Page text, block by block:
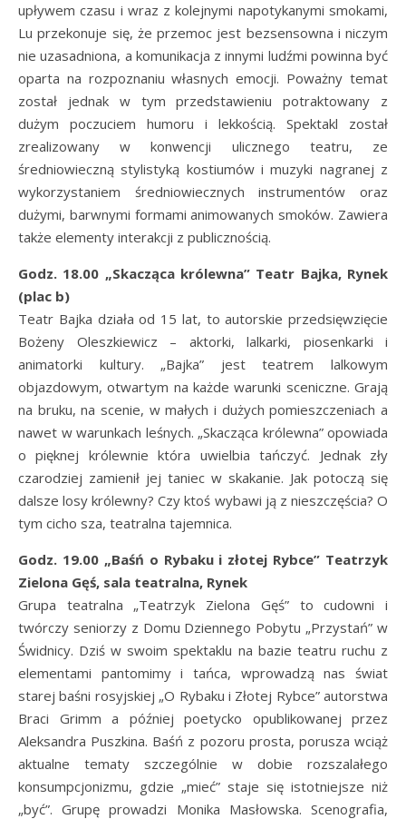
upływem czasu i wraz z kolejnymi napotykanymi smokami,
Lu przekonuje się, że przemoc jest bezsensowna i niczym
nie uzasadniona, a komunikacja z innymi ludźmi powinna być
oparta na rozpoznaniu własnych emocji. Poważny temat
został jednak w tym przedstawieniu potraktowany z
dużym poczuciem humoru i lekkością. Spektakl został
zrealizowany w konwencji ulicznego teatru, ze
średniowieczną stylistyką kostiumów i muzyki nagranej z
wykorzystaniem średniowiecznych instrumentów oraz
dużymi, barwnymi formami animowanych smoków. Zawiera
także elementy interakcji z publicznością.
Godz. 18.00 „Skacząca królewna” Teatr Bajka, Rynek
(plac b)
Teatr Bajka działa od 15 lat, to autorskie przedsięwzięcie
Bożeny Oleszkiewicz – aktorki, lalkarki, piosenkarki i
animatorki kultury. „Bajka” jest teatrem lalkowym
objazdowym, otwartym na każde warunki sceniczne. Grają
na bruku, na scenie, w małych i dużych pomieszczeniach a
nawet w warunkach leśnych. „Skacząca królewna” opowiada
o pięknej królewnie która uwielbia tańczyć. Jednak zły
czarodziej zamienił jej taniec w skakanie. Jak potoczą się
dalsze losy królewny? Czy ktoś wybawi ją z nieszczęścia? O
tym cicho sza, teatralna tajemnica.
Godz. 19.00 „Baśń o Rybaku i złotej Rybce” Teatrzyk
Zielona Gęś, sala teatralna, Rynek
Grupa teatralna „Teatrzyk Zielona Gęś” to cudowni i
twórczy seniorzy z Domu Dziennego Pobytu „Przystań” w
Świdnicy. Dziś w swoim spektaklu na bazie teatru ruchu z
elementami pantomimy i tańca, wprowadzą nas świat
starej baśni rosyjskiej „O Rybaku i Złotej Rybce” autorstwa
Braci Grimm a później poetycko opublikowanej przez
Aleksandra Puszkina. Baśń z pozoru prosta, porusza wciąż
aktualne tematy szczególnie w dobie rozszalałego
konsumpcjonizmu, gdzie „mieć” staje się istotniejsze niż
„być”. Grupę prowadzi Monika Masłowska. Scenografia,